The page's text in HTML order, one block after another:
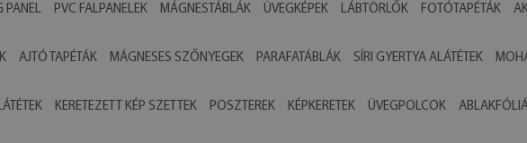
PANEL PVC FALPANELEK MÁGNESTÁBLÁK ÜVEGKÉPEK LÁBTÖRLŐK FOTÓTAPÉTÁK
AJTÓ TAPÉTÁK MÁGNESES SZŐNYEGEK PARAFATÁBLÁK SÍRI GYERTYA ALÁTÉTEK
KERETEZETT KÉP SZETTEK POSZTEREK KÉPKERETEK ÜVEGPOLCOK